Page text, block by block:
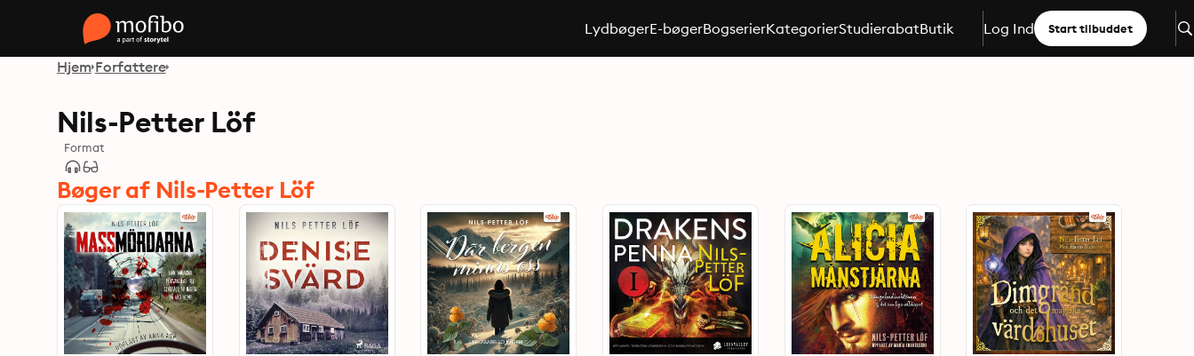
LydbøgerE-bøgerBogserierKategorierStudierabatButik Log Ind Start tilbuddet
Hjem Forfattere
Nils-Petter Löf
Format
Bøger af Nils-Petter Löf